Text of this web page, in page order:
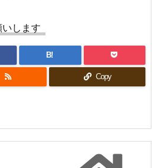
に聖女扱いされま
ます！ ―』 『臆病魔
ョンという楽園
メないですかね？ そ
ーさんは最弱のはず
れたモブサラリーマ
ツ出版グラストNOV
くて悔しいってい
2026/08/08 12:00
生しました ～今度
す！～ 【現代/転
深く潜る 1』 など
2026/08/07 18:00
します
B!
Copy